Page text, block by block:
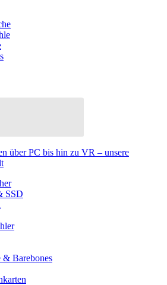
über PC bis hin zu VR – unsere
SSD
& Barebones